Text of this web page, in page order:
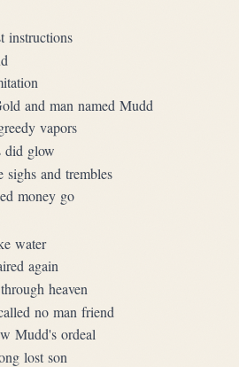
instructions
and man named Mudd
vapors
did glow
sighs and trembles
money go
water
again
heaven
no man friend
Mudd's ordeal
lost son